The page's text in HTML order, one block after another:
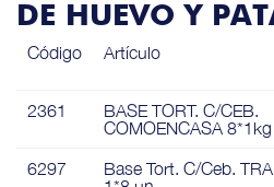
DE HUEVO Y
Código Artículo
2361
BASE TORT. C/CEB.
COMOENCASA 8*1kg
6297
Base Tort. C/Ceb.